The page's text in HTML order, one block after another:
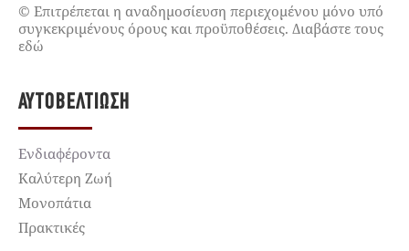
© Επιτρέπεται η αναδημοσίευση περιεχομένου μόνο υπό
συγκεκριμένους όρους και προϋποθέσεις. Διαβάστε τους
εδώ
ΑΥΤΟΒΕΛΤΊΩΣΗ
Ενδιαφέροντα
Καλύτερη Ζωή
Μονοπάτια
Πρακτικές